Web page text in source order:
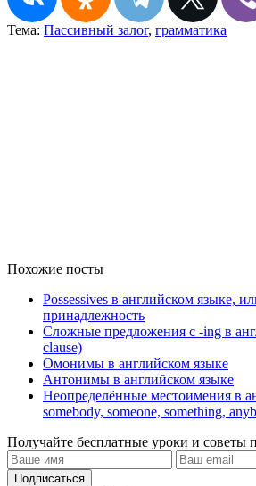
Тема: Пассивный залог, грамматика
Похожие посты
Possessives в английском языке,
принадлежность
Сложные предложения с -ing в
clause)
Омонимы в английском языке
Антонимы в английском языке
Неопределённые местоимения в
somebody, someone, something,
Получайте бесплатные уроки и советы